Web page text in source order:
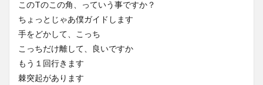
このTのこの角、っていう事ですか？
ちょっとじゃあ僕ガイドします
手をどかして、こっち
こっちだけ離して、良いですか
もう１回行きます
棘突起があります